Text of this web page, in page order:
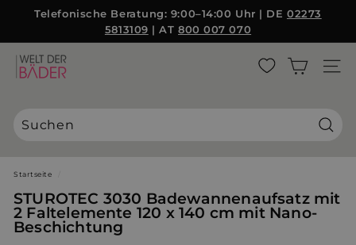
Pause
Diashow
Telefonische Beratung: 9:00–14:00 Uhr | DE 02273
5813109 | AT800 007 070
W
e
d
r
B
ä
d
Startseite
STUROTEC 3030 Badewannenaufsatz mit
2 Faltelemente 120 x 140 cm mit Nano-
Beschichtung
{{currency}}{{discount}} undefined